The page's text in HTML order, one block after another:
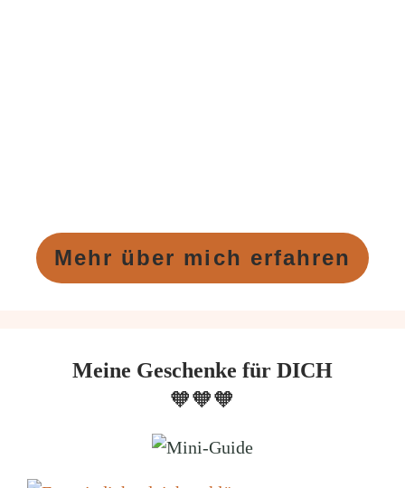
Mehr über mich erfahren
Meine Geschenke für DICH
🧡🧡🧡